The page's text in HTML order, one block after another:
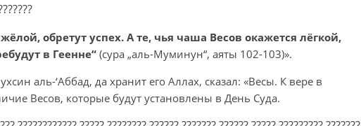
обретут успех. А те, чья чаша Весов окажется лёгкой,
в Геенне“(сура „аль-Муминун“, аяты 102-103)».
аль-‘Аббад, да хранит его Аллах, сказал: «Весы. К вере в
Весов, которые будут установлены в День Суда.